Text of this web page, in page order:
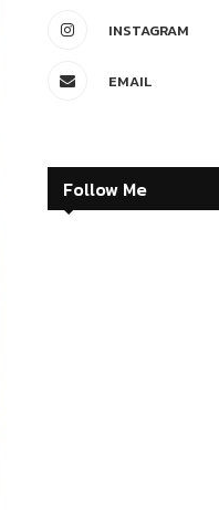
INSTAGRAM
EMAIL
Follow Me